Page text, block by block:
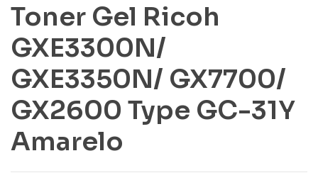
Toner Gel Ricoh
GXE3300N/
GXE3350N/ GX7700/
GX2600 Type GC-31Y
Amarelo